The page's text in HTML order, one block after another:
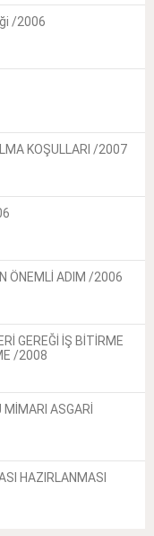
/2006
KOŞULLARI /2007
ÖNEMLİ ADIM /2006
GEREĞİ İŞ BİTİRME
/2008
ASGARİ
HAZIRLANMASI